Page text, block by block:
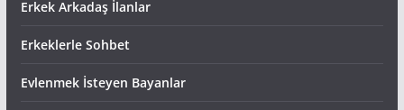
Erkek Arkadaş İlanlar
Erkeklerle Sohbet
Evlenmek İsteyen Bayanlar